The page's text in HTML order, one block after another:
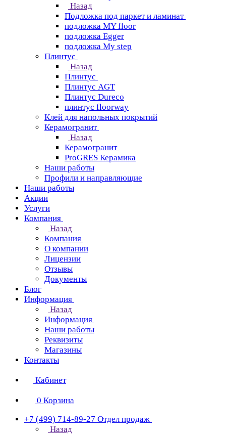
Назад
Подложка под паркет и ламинат
подложка MY floor
подложка Egger
подложка My step
Плинтус
Назад
Плинтус
Плинтус AGT
Плинтус Dureco
плинтус floorway
Клей для напольных покрытий
Керамогранит
Назад
Керамогранит
ProGRES Керамика
Наши работы
Профили и направляющие
Наши работы
Акции
Услуги
Компания
Назад
Компания
О компании
Лицензии
Отзывы
Документы
Блог
Информация
Назад
Информация
Наши работы
Реквизиты
Магазины
Контакты
Кабинет
0 Корзина
+7 (499) 714-89-27 Отдел продаж
Назад